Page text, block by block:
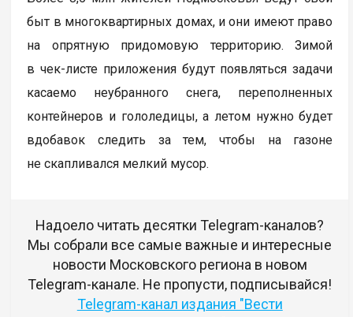
быт в многоквартирных домах, и они имеют право
на опрятную придомовую территорию. Зимой
в чек-листе приложения будут появляться задачи
касаемо неубранного снега, переполненных
контейнеров и гололедицы, а летом нужно будет
вдобавок следить за тем, чтобы на газоне
не скапливался мелкий мусор.
Надоело читать десятки Telegram-каналов?
Мы собрали все самые важные и интересные
новости Московского региона в новом
Telegram-канале. Не пропусти, подписывайся!
Telegram-канал издания "Вести